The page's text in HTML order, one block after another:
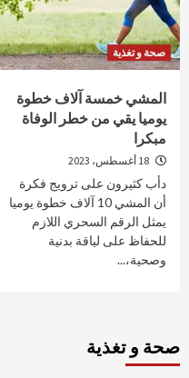
صحة و تغذية
المشي خمسة آلاف خطوة
يوميا يقي من خطر الوفاة
مبكرا
دأب كثيرون على ترويج فكرة
أن المشي 10 آلاف خطوة يوميا
يمثل الرقم السحري اللازم
للحفاظ على لياقة بدنية
وصحية،...
صحة و تغذية